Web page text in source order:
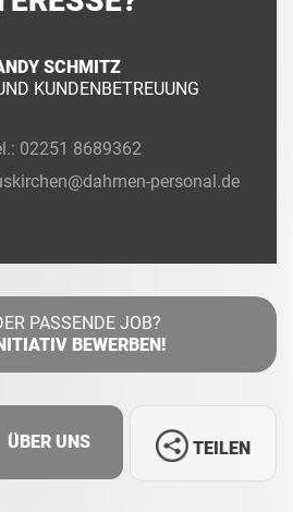
SCHMITZ
KUNDENBETREUUNG
02251 8689362
personal.de
PASSENDE JOB?
BEWERBEN!
ÜBER UNS TEILEN